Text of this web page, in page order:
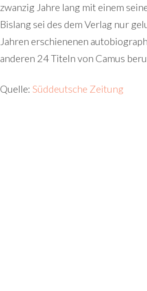
zwanzig Jahre lang mit einem
Bislang sei des dem Verlag nur
Jahren erschienenen
anderen 24 Titeln von Camus
Quelle: Süddeutsche Zeitung